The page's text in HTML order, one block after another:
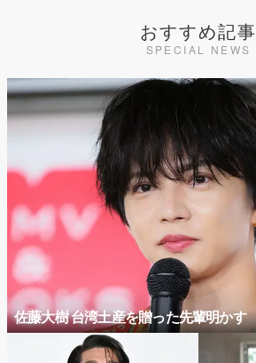
おすすめ記事
SPECIAL NEWS
佐藤大樹 台湾土産を贈った先輩明かす